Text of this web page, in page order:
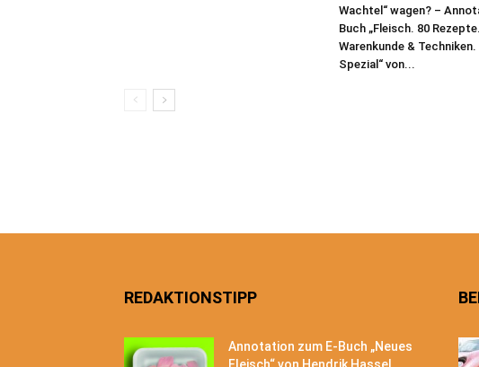
Wachtel“ wagen? –
Buch „Fleisch. 80 Rezepte.
Warenkunde &
Spezial“ von...
REDAKTIONSTIPP
Annotation zum E-Buch „Neues